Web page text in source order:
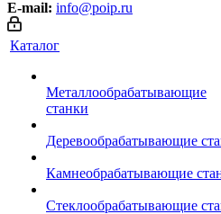
E-mail: info@poip.ru
Каталог
Металлообрабатывающие
станки
Деревообрабатывающие
Камнеобрабатывающие
Стеклообрабатывающие